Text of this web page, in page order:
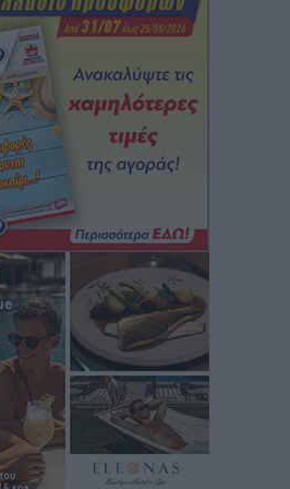
ανοίγει ξανά το
μουσείο από τη Λέσχη
τουρίστες – Πάνω από 1 εκατ.
ώρες
Οι ημερομηνίες των
περιόδου
στην Κάρπαθο για άγρα